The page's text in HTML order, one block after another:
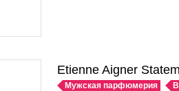
Etienne Aigner
Мужская парфюмерия